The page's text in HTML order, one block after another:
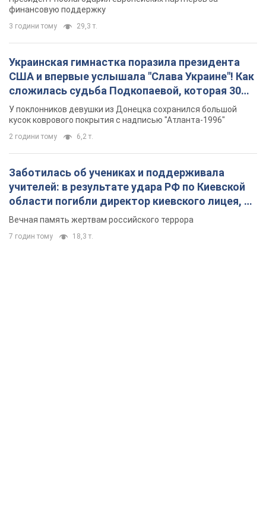
Заботилась об учениках и поддерживала
учителей: в результате удара РФ по Киевской
области погибли директор киевского лицея, её
муж и внук
Вечная память жертвам российского террора
7 годин тому 18,3 т.